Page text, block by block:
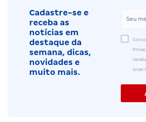
Cadastre-se e
receba as
notícias em
destaque da
semana, dicas,
novidades e
muito mais.
Gran